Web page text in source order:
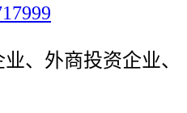
、外商投资企业、